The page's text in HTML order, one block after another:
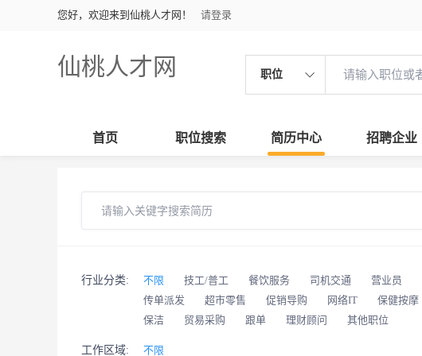
您好，欢迎来到仙桃人才网！ 请登录
仙桃人才网 职位
首页 职位搜索 简历中心 招聘企业
行业分类: 不限 技工/普工 餐饮服务 司机交通 营业员
传单派发
超市零售 促销导购 网络IT 保健按摩
保洁
贸易采购 跟单 理财顾问 其他职位
工作区域: 不限